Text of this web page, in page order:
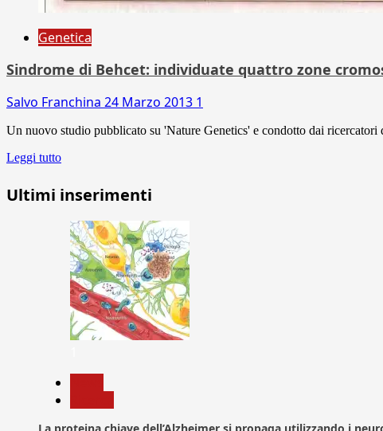
Genetica
Sindrome di Behcet: individuate quattro zone
Salvo Franchina 24 Marzo 2013 1
Un nuovo studio pubblicato su 'Nature Genetics' e condotto dai
Leggi tutto
Ultimi inserimenti